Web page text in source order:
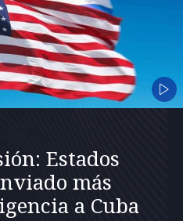
Estados
más
a Cuba